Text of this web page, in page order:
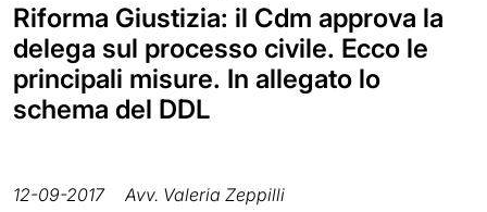
Riforma Giustizia: il Cdm approva la
delega sul processo civile. Ecco le
principali misure. In allegato lo
schema del DDL
12-09-2017 Avv. Valeria Zeppilli